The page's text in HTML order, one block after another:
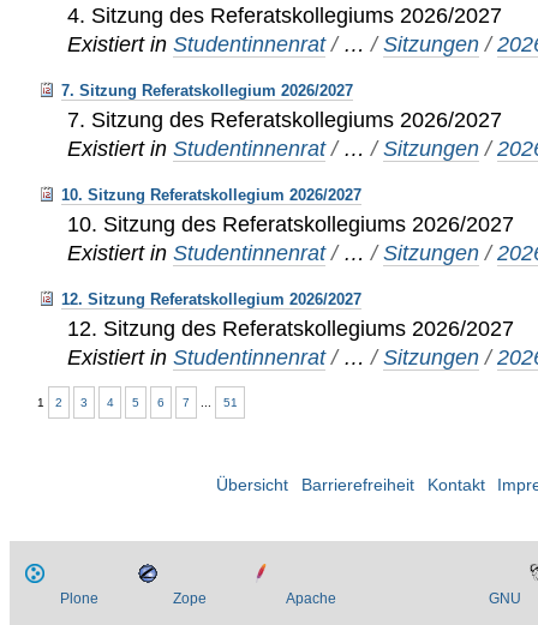
4. Sitzung des Referatskollegiums 2026/2027
Existiert in Studentinnenrat / …/Sitzungen /
7. Sitzung Referatskollegium 2026/2027
7. Sitzung des Referatskollegiums 2026/2027
Existiert in Studentinnenrat / …/Sitzungen /
10. Sitzung Referatskollegium 2026/2027
10. Sitzung des Referatskollegiums 2026/2027
Existiert in Studentinnenrat / …/Sitzungen /
12. Sitzung Referatskollegium 2026/2027
12. Sitzung des Referatskollegiums 2026/2027
Existiert in Studentinnenrat / …/Sitzungen /
1 2 3 4 5 6 7 51
Übersicht Barrierefreiheit Kontakt
Plone Zope Apache GNU